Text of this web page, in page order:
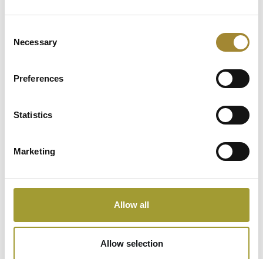
Selection
Necessary
Preferences
Statistics
Marketing
Allow all
Allow selection